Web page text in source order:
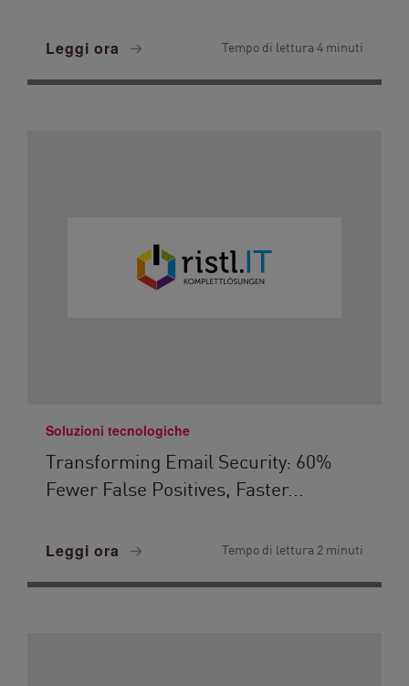
Leggi ora Tempo di lettura 4 minuti
Soluzioni tecnologiche
Transforming Email Security: 60%
Fewer False Positives, Faster...
Leggi ora Tempo di lettura 2 minuti